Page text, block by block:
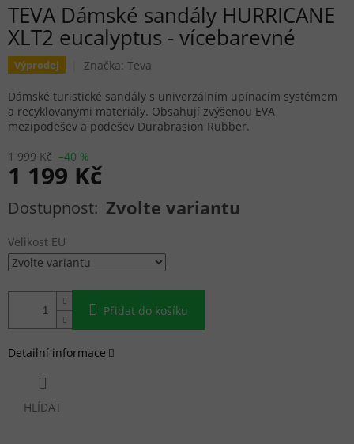
TEVA Dámské sandály HURRICANE
XLT2 eucalyptus - vícebarevné
Výprodej Značka: Teva
1 999 Kč –40 %
1 199 Kč
Měrná cena: Zvolte variantu
Velikost EU
Přidat do košíku
Dámské turistické sandály s univerzálním upínacím systémem
a recyklovanými materiály. Obsahují zvýšenou EVA
mezipodešev a podešev Durabrasion Rubber.
Detailní informace
HLÍDAT